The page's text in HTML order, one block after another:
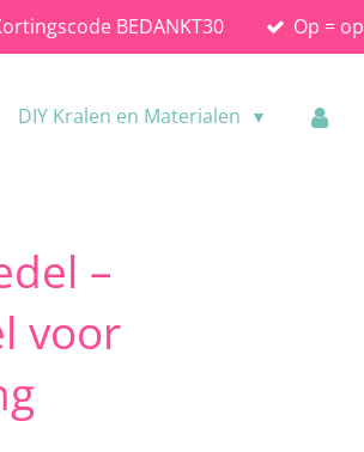
BEDANKT30 Op = op
DIY Kralen en Materialen
–
voor